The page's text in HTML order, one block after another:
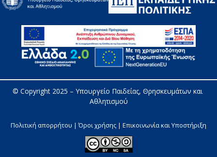
© Copyright 2025 – Υπουργείο Παιδείας, Θρησκευμάτων και
Αθλητισμού
Πολιτική απορρήτου | Όροι χρήσης | Επικοινωνία και Υποστήριξη